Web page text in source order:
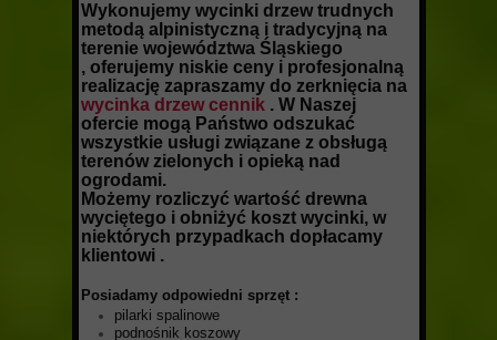
Wykonujemy wycinki drzew trudnych
metodą alpinistyczną i tradycyjną na
terenie województwa Śląskiego
, oferujemy niskie ceny i profesjonalną
realizację zapraszamy do zerknięcia na
wycinka drzew cennik . W Naszej
ofercie mogą Państwo odszukać
wszystkie usługi związane z obsługą
terenów zielonych i opieką nad
ogrodami.
Możemy rozliczyć wartość drewna
wyciętego i obniżyć koszt wycinki, w
niektórych przypadkach dopłacamy
klientowi .
Posiadamy odpowiedni sprzęt :
pilarki spalinowe
podnośnik koszowy